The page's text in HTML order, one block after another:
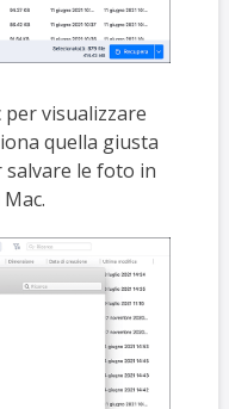
per visualizzare
quella giusta
salvare le foto in